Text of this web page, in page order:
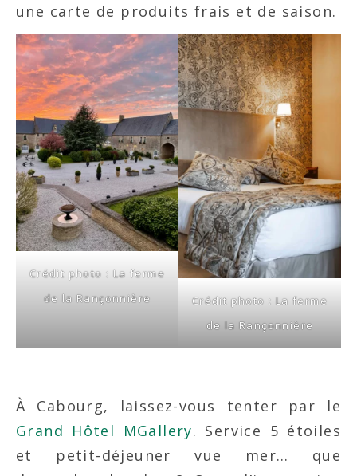
une carte de produits frais et de saison.
Crédit photo : La ferme
de la Rançonnière
Crédit photo : La ferme
de la Rançonnière
À Cabourg, laissez-vous tenter par le
Grand Hôtel MGallery. Service 5 étoiles
et petit-déjeuner vue mer… que